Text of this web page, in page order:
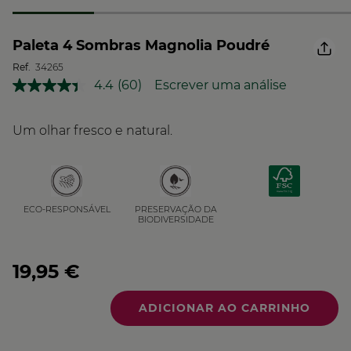
Paleta 4 Sombras Magnolia Poudré
Ref. 34265
4.4 Leu
Link
mesma
página.
(60) Escrever uma análise
Um olhar fresco e natural.
ECO-RESPONSÁVEL
PRESERVAÇÃO DA
BIODIVERSIDADE
19,95 €